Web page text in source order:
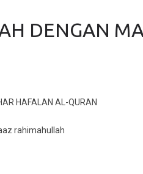
DENGAN
HAFALAN AL-QURAN
rahimahullah